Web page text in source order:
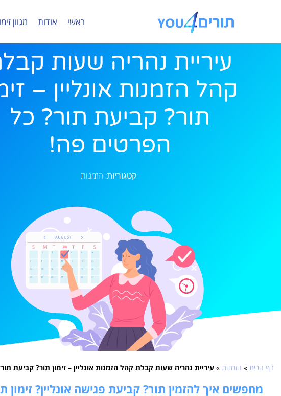
ראשי אודות מגוון
עיריית נהריה שעות
קהל הזמנות אונליין –
תור? קביעת תור? כל
הפרטים פה!
קטגוריות: הזמנות
דף הבית » הזמנות » עיריית נהריה שעות קבלת קהל הזמנות אונליין – זימון תור? קביעת
מחפשים איך להזמין תור? קביעת פגישה אונליין? זימון